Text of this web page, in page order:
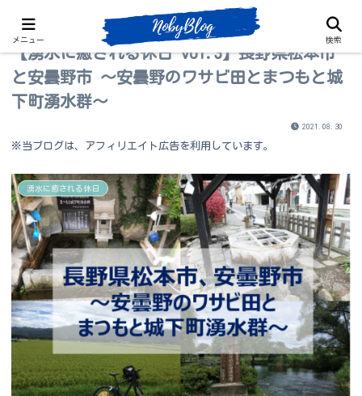
【湧水に癒される休日 vol.3】長野県松本市
と安曇野市 ～安曇野のワサビ田とまつもと城
下町湧水群～
2021.08.30
※当ブログは、アフィリエイト広告を利用しています。
湧水に癒される休日
メニュー 検索